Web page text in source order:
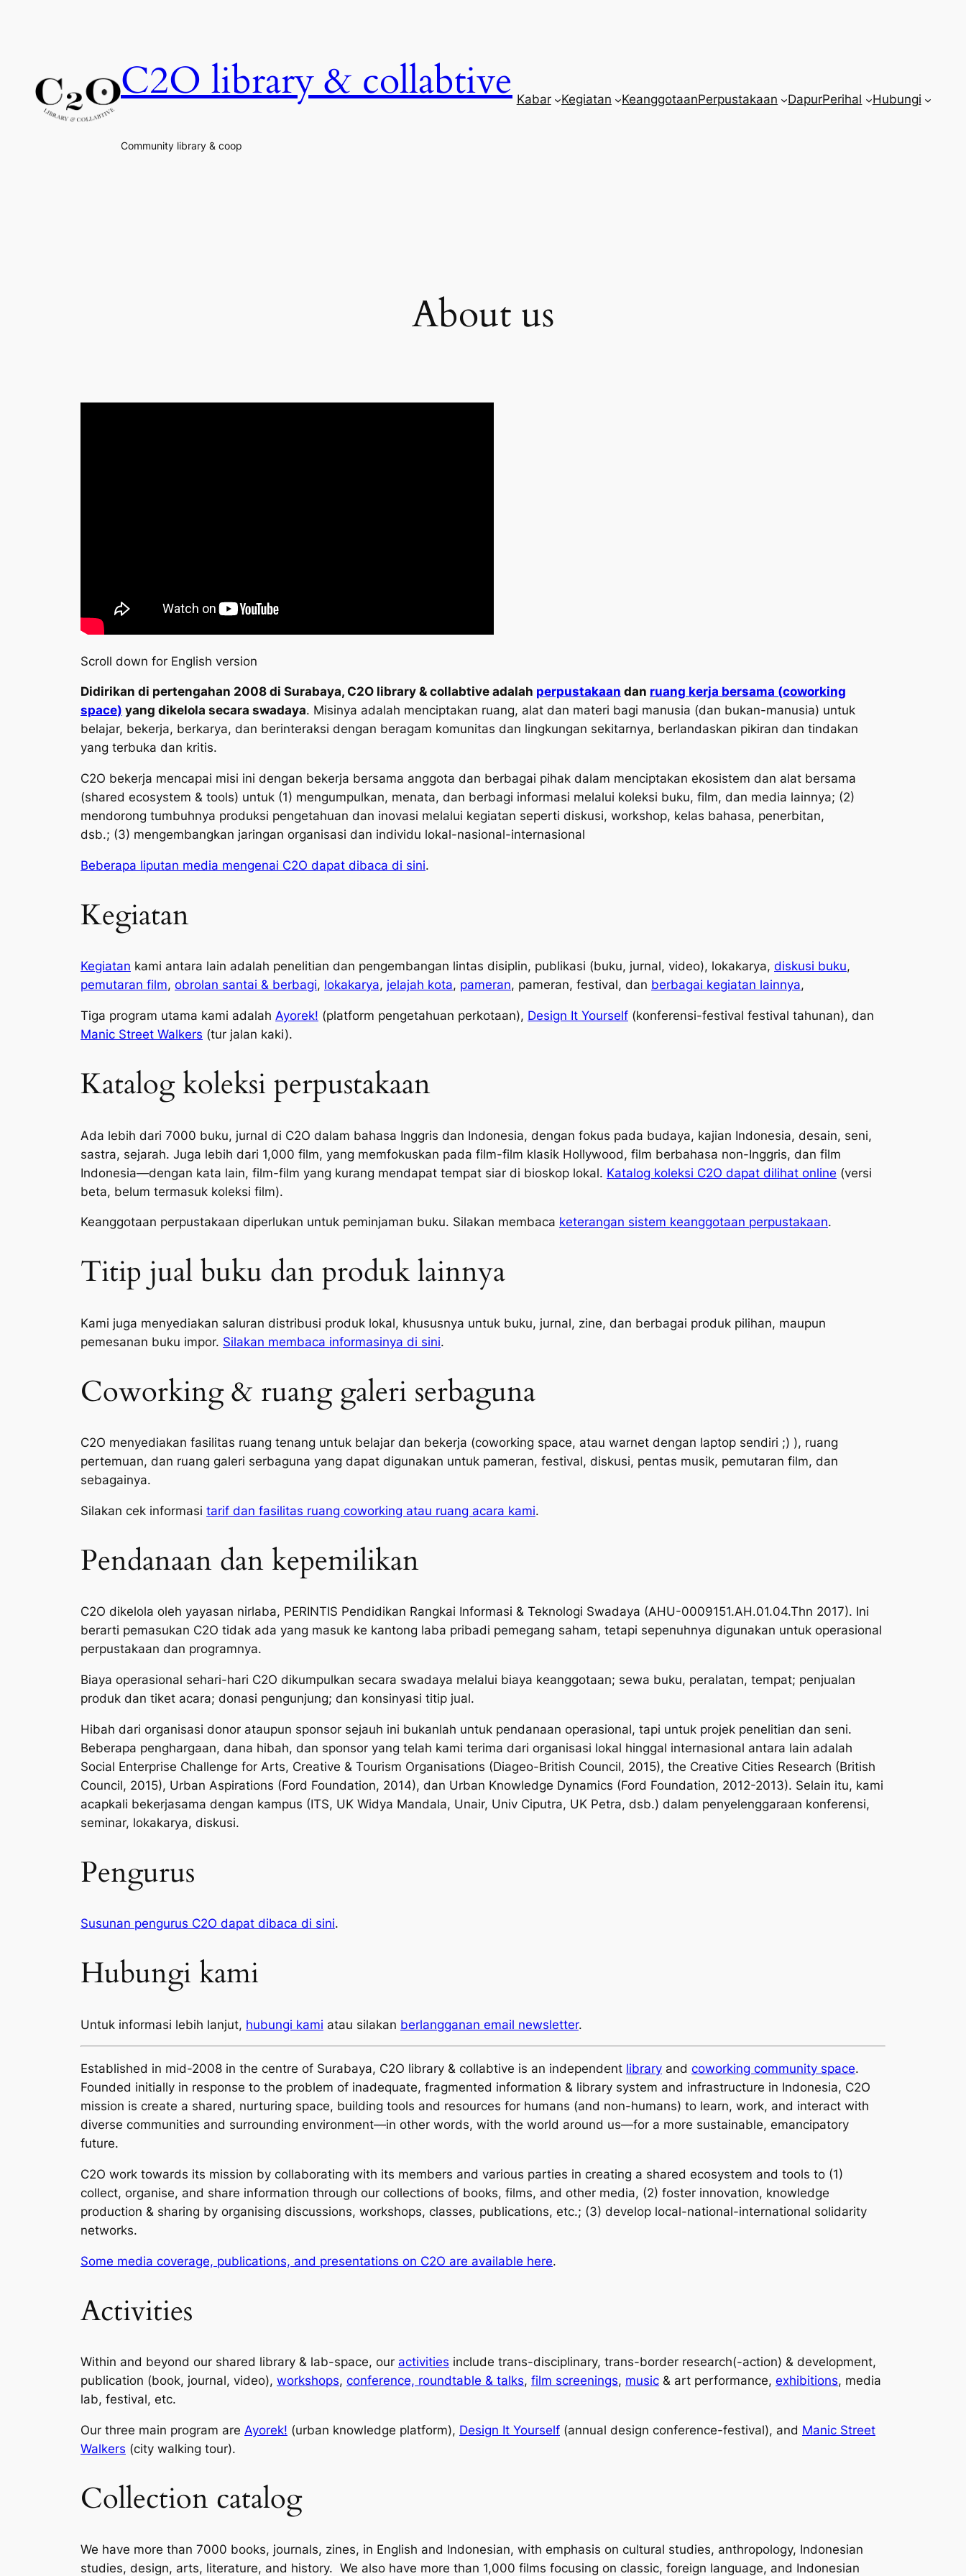
C2O library & collabtive
Community library & coop
Kabar Kegiatan KeanggotaanPerpustakaan DapurPerihal Hubungi
About us
Scroll down for English version
Didirikan di pertengahan 2008 di Surabaya, C2O library & collabtive adalah perpustakaan dan ruang kerja bersama (coworking
space) yang dikelola secara swadaya. Misinya adalah menciptakan ruang, alat dan materi bagi manusia (dan bukan-manusia) untuk
belajar, bekerja, berkarya, dan berinteraksi dengan beragam komunitas dan lingkungan sekitarnya, berlandaskan pikiran dan tindakan
yang terbuka dan kritis.
C2O bekerja mencapai misi ini dengan bekerja bersama anggota dan berbagai pihak dalam menciptakan ekosistem dan alat bersama
(shared ecosystem & tools) untuk (1) mengumpulkan, menata, dan berbagi informasi melalui koleksi buku, film, dan media lainnya; (2)
mendorong tumbuhnya produksi pengetahuan dan inovasi melalui kegiatan seperti diskusi, workshop, kelas bahasa, penerbitan,
dsb.; (3) mengembangkan jaringan organisasi dan individu lokal-nasional-internasional
Beberapa liputan media mengenai C2O dapat dibaca di sini.
Kegiatan
Kegiatan kami antara lain adalah penelitian dan pengembangan lintas disiplin, publikasi (buku, jurnal, video), lokakarya, diskusi buku,
pemutaran film, obrolan santai & berbagi, lokakarya, jelajah kota, pameran, pameran, festival, dan berbagai kegiatan lainnya,
Tiga program utama kami adalah Ayorek! (platform pengetahuan perkotaan), Design It Yourself (konferensi-festival festival tahunan), dan
Manic Street Walkers (tur jalan kaki).
Katalog koleksi perpustakaan
Ada lebih dari 7000 buku, jurnal di C2O dalam bahasa Inggris dan Indonesia, dengan fokus pada budaya, kajian Indonesia, desain, seni,
sastra, sejarah. Juga lebih dari 1,000 film, yang memfokuskan pada film-film klasik Hollywood, film berbahasa non-Inggris, dan film
Indonesia—dengan kata lain, film-film yang kurang mendapat tempat siar di bioskop lokal. Katalog koleksi C2O dapat dilihat online (versi
beta, belum termasuk koleksi film).
Keanggotaan perpustakaan diperlukan untuk peminjaman buku. Silakan membaca keterangan sistem keanggotaan perpustakaan.
Titip jual buku dan produk lainnya
Kami juga menyediakan saluran distribusi produk lokal, khususnya untuk buku, jurnal, zine, dan berbagai produk pilihan, maupun
pemesanan buku impor. Silakan membaca informasinya di sini.
Coworking & ruang galeri serbaguna
C2O menyediakan fasilitas ruang tenang untuk belajar dan bekerja (coworking space, atau warnet dengan laptop sendiri ;) ), ruang
pertemuan, dan ruang galeri serbaguna yang dapat digunakan untuk pameran, festival, diskusi, pentas musik, pemutaran film, dan
sebagainya.
Silakan cek informasi tarif dan fasilitas ruang coworking atau ruang acara kami.
Pendanaan dan kepemilikan
C2O dikelola oleh yayasan nirlaba, PERINTIS Pendidikan Rangkai Informasi & Teknologi Swadaya (AHU-0009151.AH.01.04.Thn 2017). Ini
berarti pemasukan C2O tidak ada yang masuk ke kantong laba pribadi pemegang saham, tetapi sepenuhnya digunakan untuk operasional
perpustakaan dan programnya.
Biaya operasional sehari-hari C2O dikumpulkan secara swadaya melalui biaya keanggotaan; sewa buku, peralatan, tempat; penjualan
produk dan tiket acara; donasi pengunjung; dan konsinyasi titip jual.
Hibah dari organisasi donor ataupun sponsor sejauh ini bukanlah untuk pendanaan operasional, tapi untuk projek penelitian dan seni.
Beberapa penghargaan, dana hibah, dan sponsor yang telah kami terima dari organisasi lokal hinggal internasional antara lain adalah
Social Enterprise Challenge for Arts, Creative & Tourism Organisations (Diageo-British Council, 2015), the Creative Cities Research (British
Council, 2015), Urban Aspirations (Ford Foundation, 2014), dan Urban Knowledge Dynamics (Ford Foundation, 2012-2013). Selain itu, kami
acapkali bekerjasama dengan kampus (ITS, UK Widya Mandala, Unair, Univ Ciputra, UK Petra, dsb.) dalam penyelenggaraan konferensi,
seminar, lokakarya, diskusi.
Pengurus
Susunan pengurus C2O dapat dibaca di sini.
Hubungi kami
Untuk informasi lebih lanjut, hubungi kami atau silakan berlangganan email newsletter.
Established in mid-2008 in the centre of Surabaya, C2O library & collabtive is an independent library and coworking community space.
Founded initially in response to the problem of inadequate, fragmented information & library system and infrastructure in Indonesia, C2O
mission is create a shared, nurturing space, building tools and resources for humans (and non-humans) to learn, work, and interact with
diverse communities and surrounding environment—in other words, with the world around us—for a more sustainable, emancipatory
future.
C2O work towards its mission by collaborating with its members and various parties in creating a shared ecosystem and tools to (1)
collect, organise, and share information through our collections of books, films, and other media, (2) foster innovation, knowledge
production & sharing by organising discussions, workshops, classes, publications, etc.; (3) develop local-national-international solidarity
networks.
Some media coverage, publications, and presentations on C2O are available here.
Activities
Within and beyond our shared library & lab-space, our activities include trans-disciplinary, trans-border research(-action) & development,
publication (book, journal, video), workshops, conference, roundtable & talks, film screenings, music & art performance, exhibitions, media
lab, festival, etc.
Our three main program are Ayorek! (urban knowledge platform), Design It Yourself (annual design conference-festival), and Manic Street
Walkers (city walking tour).
Collection catalog
We have more than 7000 books, journals, zines, in English and Indonesian, with emphasis on cultural studies, anthropology, Indonesian
studies, design, arts, literature, and history. We also have more than 1,000 films focusing on classic, foreign language, and Indonesian